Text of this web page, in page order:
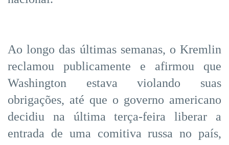
Ao longo das últimas semanas, o Kremlin
reclamou publicamente e afirmou que
Washington estava violando suas
obrigações, até que o governo americano
decidiu na última terça-feira liberar a
entrada de uma comitiva russa no país,